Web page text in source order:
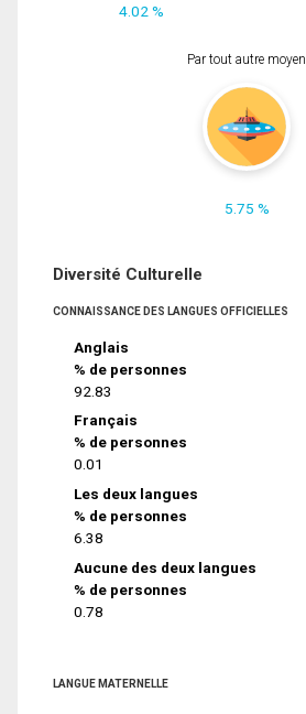
4.02 %
Par tout autre moyen
5.75 %
Diversité Culturelle
CONNAISSANCE DES LANGUES OFFICIELLES
Anglais
% de personnes
92.83
Français
% de personnes
0.01
Les deux langues
% de personnes
6.38
Aucune des deux langues
% de personnes
0.78
LANGUE MATERNELLE